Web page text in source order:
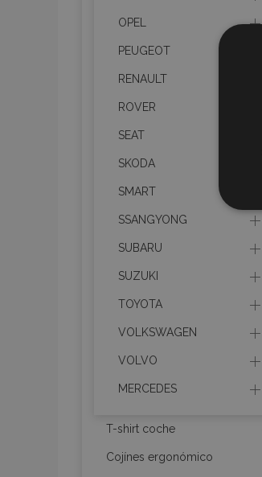
OPEL
PEUGEOT
RENAULT
ROVER
SEAT
SKODA
SMART
SSANGYONG
SUBARU
SUZUKI
TOYOTA
VOLKSWAGEN
VOLVO
MERCEDES
T-shirt coche
Cojínes ergonómico